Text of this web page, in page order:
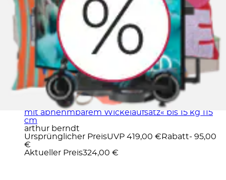
Wickelkommode »Wickelkommode »Marlon«
mit abnehmbarem Wickelaufsatz« bis 15 kg 115
cm
arthur berndt
Ursprünglicher PreisUVP 419,00 € Rabatt- 95,00
€
Aktueller Preis324,00 €